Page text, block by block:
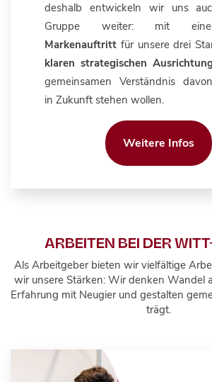
deshalb entwickeln wir uns
Gruppe weiter: mit
Markenauftritt für unsere drei
klaren strategischen Ausrichtung
gemeinsamen Verständnis
in Zukunft stehen wollen.
Weitere Infos
ARBEITEN BEI DER
Als Arbeitgeber bieten wir vielfältige
wir unsere Stärken: Wir denken Wandel
Erfahrung mit Neugier und gestalten
trägt.